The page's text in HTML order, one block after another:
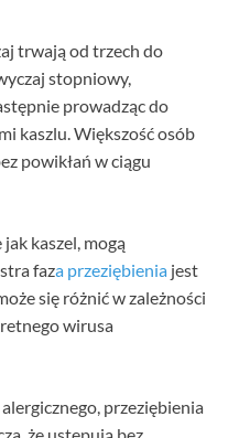
trwają od trzech do
stopniowy,
prowadząc do
kaszlu. Większość osób
powikłań w ciągu
kaszel, mogą
faza przeziębienia jest
się różnić w zależności
wirusa
przeziębienia
że ustępują bez